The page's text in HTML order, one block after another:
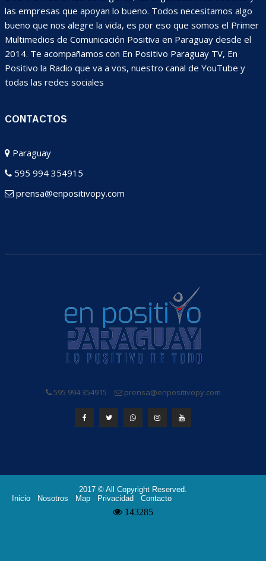
las empresas que apoyan lo bueno. Todos necesitamos algo
bueno que nos alegre la vida, es por eso que somos el Primer
Multimedios de Comunicación Positiva en Paraguay desde el
2014. Te acompañamos con En Positivo Paraguay TV, En
Positivo la Radio que va a vos, nuestro canal de YouTube y
todas las redes sociales
CONTACTOS
Paraguay
595 994 354915
prensa@enpositivopy.com
595 994 354915 prensa@enpositivopy.com
2017 © All Copyright Reserved.
Inicio
Nosotros Map Privacidad Contacto